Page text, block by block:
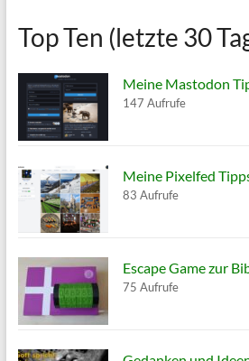
Top Ten (letzte 30
Meine Mastodon
147 Aufrufe
Meine Pixelfed
83 Aufrufe
Escape Game zur
75 Aufrufe